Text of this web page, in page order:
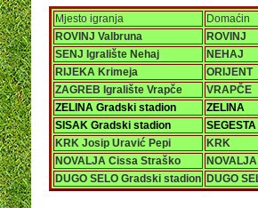
Mjesto igranja Domaćin
ROVINJ Valbruna
ROVINJ
SENJ Igralište Nehaj
NEHAJ
RIJEKA Krimeja
ORIJENT
ZAGREB Igralište Vrapče
VRAPČE
ZELINA Gradski stadion
ZELINA
SISAK Gradski stadion
SEGESTA
KRK Josip Uravić Pepi
KRK
NOVALJA Cissa Straško
NOVALJA
DUGO SELO Gradski stadion DUGO